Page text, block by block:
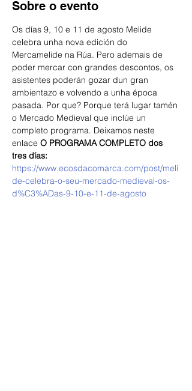
Sobre o evento
Os días 9, 10 e 11 de agosto Melide
celebra unha nova edición do
Mercamelide na Rúa. Pero ademais de
poder mercar con grandes descontos, os
asistentes poderán gozar dun gran
ambientazo e volvendo a unha época
pasada. Por que? Porque terá lugar tamén
o Mercado Medieval que inclúe un
completo programa. Deixamos neste
enlace O PROGRAMA COMPLETO dos
tres días:
https://www.ecosdacomarca.com/post/meli
de-celebra-o-seu-mercado-medieval-os-
d%C3%ADas-9-10-e-11-de-agosto